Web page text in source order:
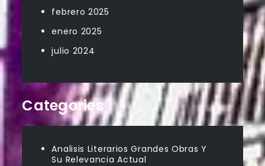
febrero 2025
enero 2025
julio 2024
Categories
Analisis Literarios Grandes Obras Y
Su Relevancia Actual